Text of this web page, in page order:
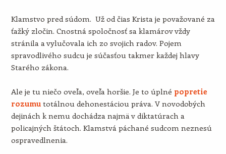
Klamstvo pred súdom. Už od čias Krista je považované za
ťažký zločin. Cnostná spoločnosť sa klamárov vždy
stránila a vylučovala ich zo svojich radov. Pojem
spravodlivého sudcu je súčasťou takmer každej hlavy
Starého zákona.
Ale je tu niečo oveľa, oveľa horšie. Je to úplné popretie
rozumutotálnou dehonestáciou práva. V novodobých
dejinách k nemu dochádza najmä v diktatúrach a
policajných štátoch. Klamstvá páchané sudcom neznesú
ospravedlnenia.